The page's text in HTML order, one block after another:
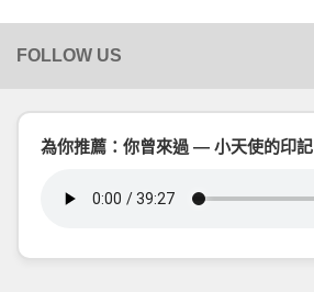
為你推薦：你曾來過 — 小天使的印記